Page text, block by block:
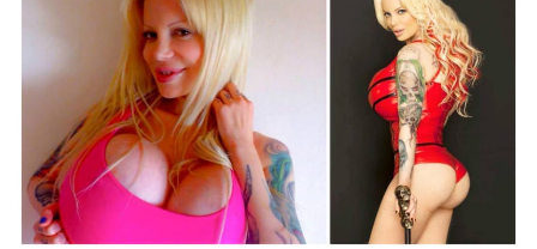
Sex a vztahy
Videa
Sledujte prima+
Přihlášení